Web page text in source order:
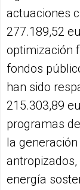
actuaciones
277.189,52
optimización
fondos
han sido
215.303,89
programas
la
energía